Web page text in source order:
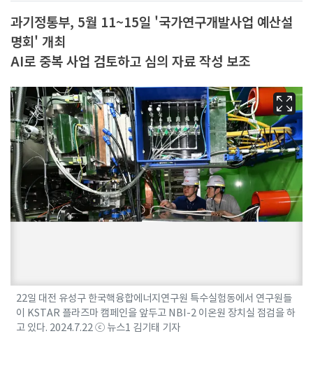
과기정통부, 5월 11~15일 '국가연구개발사업 예산설
명회' 개최
AI로 중복 사업 검토하고 심의 자료 작성 보조
22일 대전 유성구 한국핵융합에너지연구원 특수실험동에서 연구원들
이 KSTAR 플라즈마 캠페인을 앞두고 NBI-2 이온원 장치실 점검을 하
고 있다. 2024.7.22 ⓒ 뉴스1 김기태 기자